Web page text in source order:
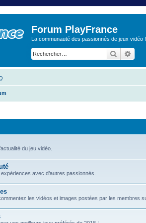
Forum PlayFrance
La communauté des passionnés de jeux vidéo !
du jeu vidéo.
avec d’autres passionnés.
les vidéos et images postées par les membres